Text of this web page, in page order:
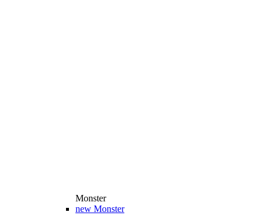
Monster
new Monster